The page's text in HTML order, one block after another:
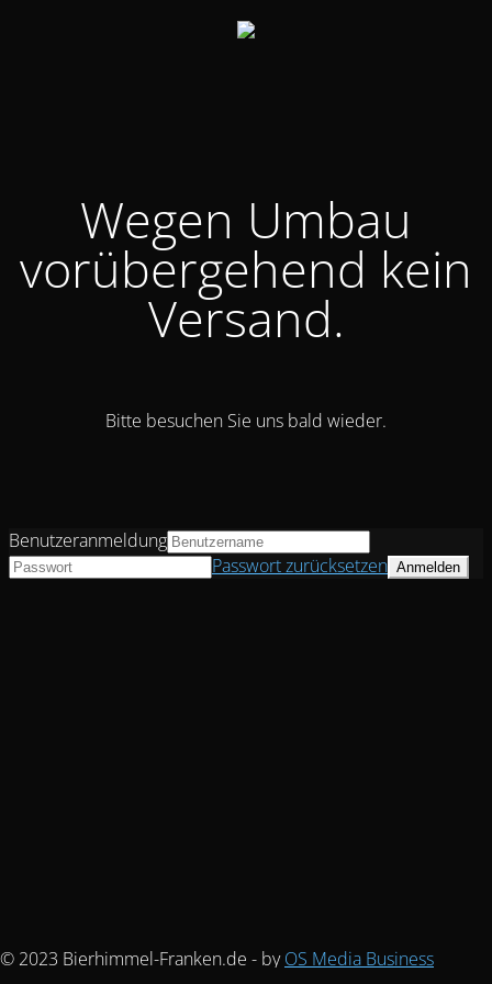
Wegen Umbau
vorübergehend kein
Versand.
Bitte besuchen Sie uns bald wieder.
© 2023 Bierhimmel-Franken.de - byOS Media Business
Benutzeranmeldung
Passwort zurücksetzen